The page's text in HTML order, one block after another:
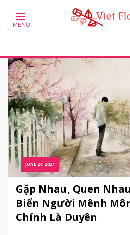
JUNE 24, 2021
Gặp Nhau, Quen
Biển Người Mênh
Chính Là Duyên